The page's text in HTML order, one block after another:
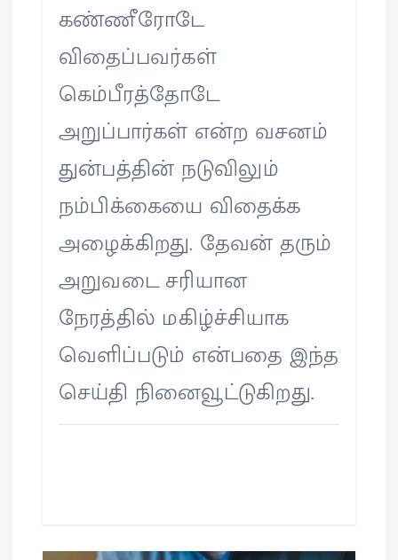
கண்ணீரோடே
விதைப்பவர்கள்
கெம்பீரத்தோடே
அறுப்பார்கள் என்ற வசனம்
துன்பத்தின் நடுவிலும்
நம்பிக்கையை விதைக்க
அழைக்கிறது. தேவன் தரும்
அறுவடை சரியான
நேரத்தில் மகிழ்ச்சியாக
வெளிப்படும் என்பதை இந்த
செய்தி நினைவூட்டுகிறது.